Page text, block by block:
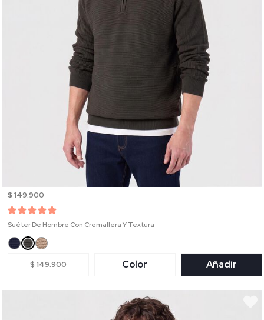
$ 149.900
Suéter De Hombre Con Cremallera Y Textura
$ 149.900 Color Añadir